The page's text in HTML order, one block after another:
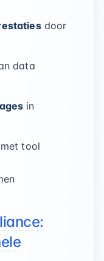
door
data
in
met tool